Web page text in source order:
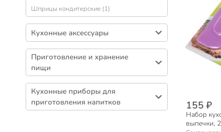
Шприцы кондитерские (1)
Кухонные аксессуары
Подставки кухонные (137)
Аксессуары кухонные (94)
Доски разделочные (84)
Сушилки для посуды (26)
Бумага для выпечки (17)
Приготовление и хранение
пищи
Походная посуда (39)
Посуда для пикника (6)
Кухонные приборы для
приготовления напитков
155 ₽
Набор
выпечки,